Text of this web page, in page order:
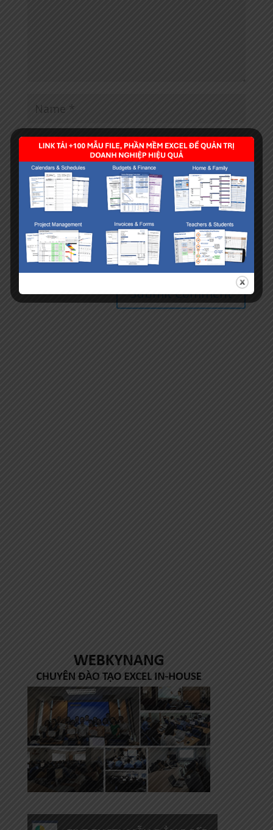
Save my name, email, and website in this browser
for the next time I comment.
− zero